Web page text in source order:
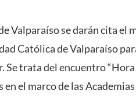
Valparaíso se darán cita el
Católica de Valparaíso
trata del encuentro “Hora
el marco de las